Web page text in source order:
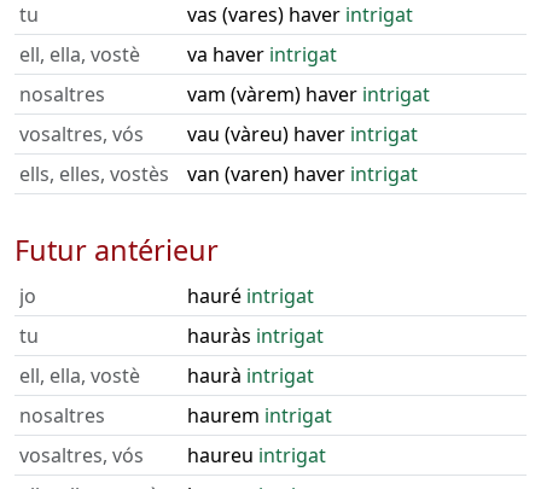
tu
vas (vares) haver intrigat
ell, ella, vostè
va haver intrigat
nosaltres
vam (vàrem) haver intrigat
vosaltres, vós
vau (vàreu) haver intrigat
ells, elles, vostès
van (varen) haver intrigat
Futur antérieur
jo hauré intrigat
tu
hauràs intrigat
ell, ella, vostè
haurà intrigat
nosaltres
haurem intrigat
vosaltres, vós
haureu intrigat